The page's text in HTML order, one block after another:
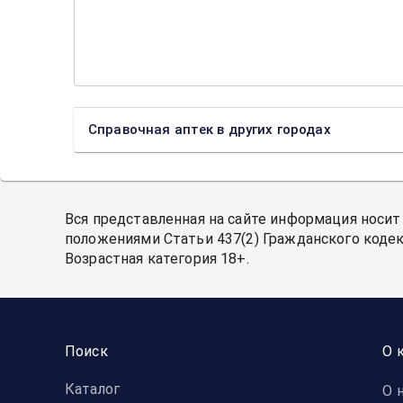
Справочная аптек в других городах
Вся представленная на сайте информация
положениями Статьи 437(2) Гражданского
Возрастная категория 18+.
Поиск
Каталог
О
О